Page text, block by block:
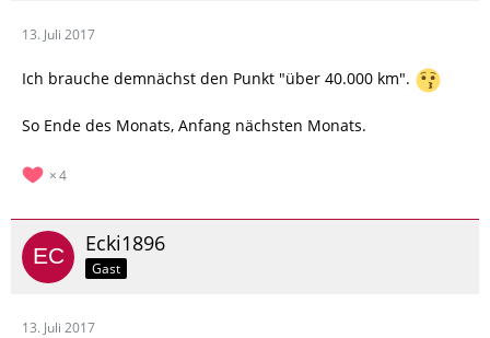
13. Juli 2017
Ich brauche demnächst den Punkt "über 40.000 km".
So Ende des Monats, Anfang nächsten Monats.
4
Ecki1896
Gast
13. Juli 2017